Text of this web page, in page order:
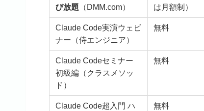
び放題 （DMM.com）
は月額制）
Claude Code実演ウェビ
ナー（侍エンジニア）
無料
Claude Codeセミナー
初級編（クラスメソッ
ド）
無料
Claude Code超入門 ハ
無料